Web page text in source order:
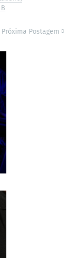
Próxima Postagem